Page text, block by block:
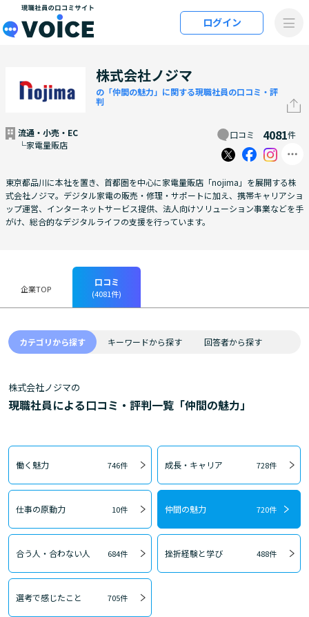
メインコンテンツにスキップ
ログイン
株式会社ノジマ
の「仲間の魅力」に関する現職社員の口コミ・評
判
流通・小売・EC
└家電量販店
口コミ 4081件
東京都品川に本社を置き、首都圏を中心に家電量販店「nojima」を展開する株
式会社ノジマ。デジタル家電の販売・修理・サポートに加え、携帯キャリアショ
ップ運営、インターネットサービス提供、法人向けソリューション事業などを手
がけ、総合的なデジタルライフの支援を行っています。
企業TOP
口コミ
(4081件)
カテゴリから探す キーワードから探す 回答者から探す
株式会社ノジマの
現職社員による口コミ・評判一覧「仲間の魅力」
働く魅力 746件 成長・キャリア 728件
仕事の原動力 10件 仲間の魅力 720件
合う人・合わない人 684件 挫折経験と学び 488件
選考で感じたこと 705件